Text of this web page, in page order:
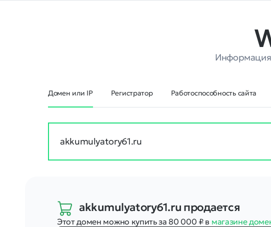
Информация
Домен или IP Регистратор Работоспособность сайта
akkumulyatory61.ru продается
Этот домен можно купить за 80 000 ₽в магазине